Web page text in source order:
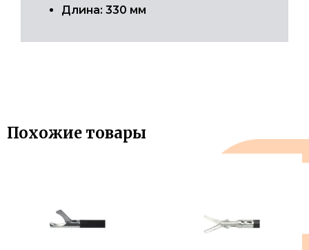
Длина: 330 мм
Похожие товары